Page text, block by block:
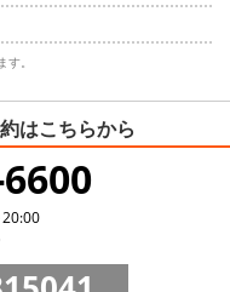
。
はこちらから